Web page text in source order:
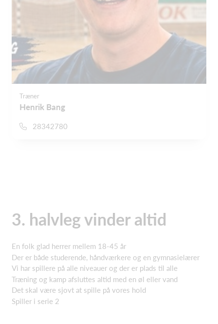
Træner
Henrik Bang
28342780
3. halvleg vinder altid
En folk glad herrer mellem 18-45 år
Der er både studerende, håndværkere og en gymnasielærer
Vi har spillere på alle niveauer og der er plads til alle
Træning og kamp afsluttes altid med en øl eller vand
Det skal være sjovt at spille på vores hold
Spiller i serie 2